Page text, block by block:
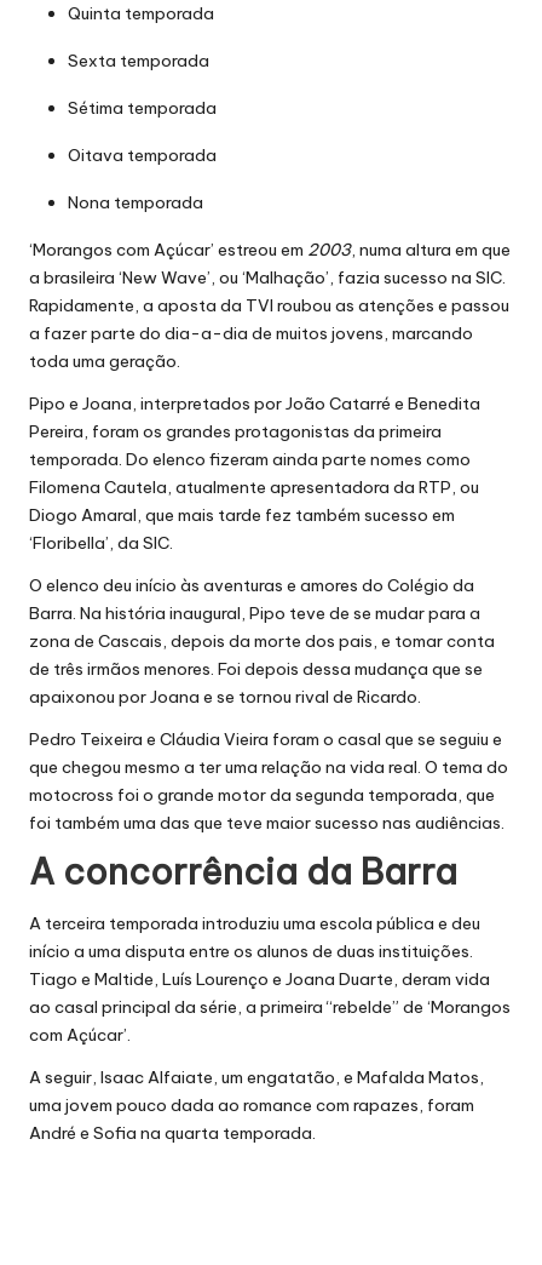
Quinta temporada
Sexta temporada
Sétima temporada
Oitava temporada
Nona temporada
‘Morangos com Açúcar’ estreou em 2003, numa altura em que
a brasileira ‘New Wave’, ou ‘Malhação’, fazia sucesso na SIC.
Rapidamente, a aposta da TVI roubou as atenções e passou
a fazer parte do dia-a-dia de muitos jovens, marcando
toda uma geração.
Pipo e Joana, interpretados por João Catarré e Benedita
Pereira, foram os grandes protagonistas da primeira
temporada. Do elenco fizeram ainda parte nomes como
Filomena Cautela, atualmente apresentadora da RTP, ou
Diogo Amaral, que mais tarde fez também sucesso em
‘Floribella’, da SIC.
O elenco deu início às aventuras e amores do Colégio da
Barra. Na história inaugural, Pipo teve de se mudar para a
zona de Cascais, depois da morte dos pais, e tomar conta
de três irmãos menores. Foi depois dessa mudança que se
apaixonou por Joana e se tornou rival de Ricardo.
Pedro Teixeira e Cláudia Vieira foram o casal que se seguiu e
que chegou mesmo a ter uma relação na vida real. O tema do
motocross foi o grande motor da segunda temporada, que
foi também uma das que teve maior sucesso nas audiências.
A concorrência da Barra
A terceira temporada introduziu uma escola pública e deu
início a uma disputa entre os alunos de duas instituições.
Tiago e Maltide, Luís Lourenço e Joana Duarte, deram vida
ao casal principal da série, a primeira “rebelde” de ‘Morangos
com Açúcar’.
A seguir, Isaac Alfaiate, um engatatão, e Mafalda Matos,
uma jovem pouco dada ao romance com rapazes, foram
André e Sofia na quarta temporada.